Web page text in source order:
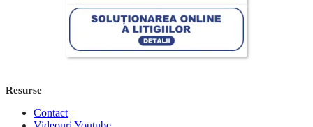
Resurse
Contact